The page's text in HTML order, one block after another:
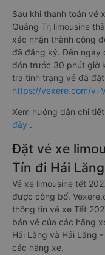
Sau khi thanh toán vé
Quảng Trị limousine
xác nhận thành công
đã đăng ký. Đến ngày
đón trước 30 phút giờ
tra tình trạng vé đã
https://vexere.com/vi-
Xem hướng dẫn chi
đây .
Đặt vé xe
Tín đi Hải Lăng
Vé xe limousine tết
được công bố.
thông tin vé xe Tết
bán vé của các hãng
Hải Lăng và Hải Lăng
các hãng xe.